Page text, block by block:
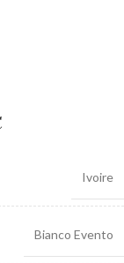
Ivoire
Bianco Evento